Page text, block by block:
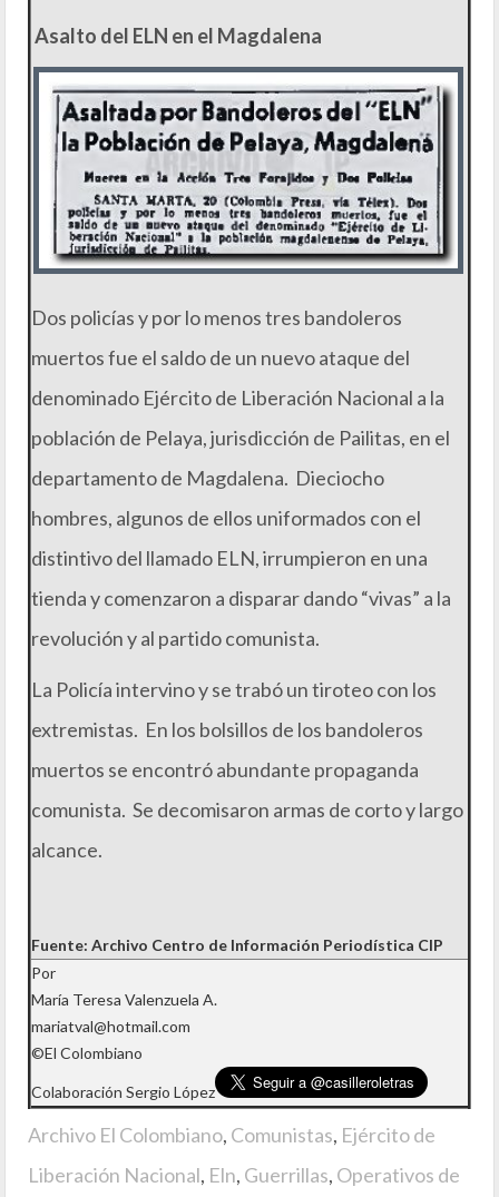
Asalto del ELN en el Magdalena
Dos policías y por lo menos tres bandoleros
muertos fue el saldo de un nuevo ataque del
denominado Ejército de Liberación Nacional a la
población de Pelaya, jurisdicción de Pailitas, en el
departamento de Magdalena. Dieciocho
hombres, algunos de ellos uniformados con el
distintivo del llamado ELN, irrumpieron en una
tienda y comenzaron a disparar dando “vivas” a la
revolución y al partido comunista.
La Policía intervino y se trabó un tiroteo con los
extremistas. En los bolsillos de los bandoleros
muertos se encontró abundante propaganda
comunista. Se decomisaron armas de corto y largo
alcance.
Fuente: Archivo Centro de Información Periodística CIP
Por
María Teresa Valenzuela A.
mariatval@hotmail.com
©El Colombiano
Colaboración Sergio López
Archivo El Colombiano, Comunistas, Ejército de
Liberación Nacional, Eln, Guerrillas, Operativos de